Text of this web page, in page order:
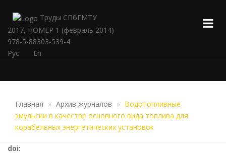
Труды СПбГМТУ
2017, НОМЕР 1 (февраль 2014)
978-5-88303-539-4
Рус
En
Главная Архив журналов
Водотопливные
эмульсии в качестве основного вида топлива для
корабельных энергетических установок
doi: